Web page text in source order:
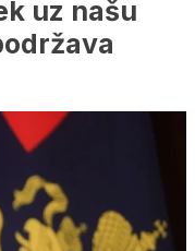
uz našu